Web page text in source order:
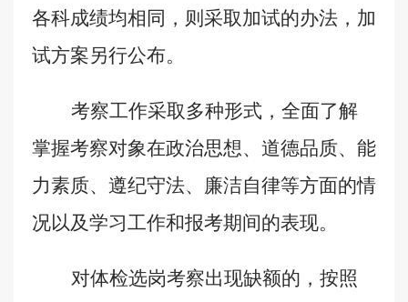
各科成绩均相同，则采取加试的办法，加
试方案另行公布。
考察工作采取多种形式，全面了解
掌握考察对象在政治思想、道德品质、能
力素质、遵纪守法、廉洁自律等方面的情
况以及学习工作和报考期间的表现。
对体检选岗考察出现缺额的，按照